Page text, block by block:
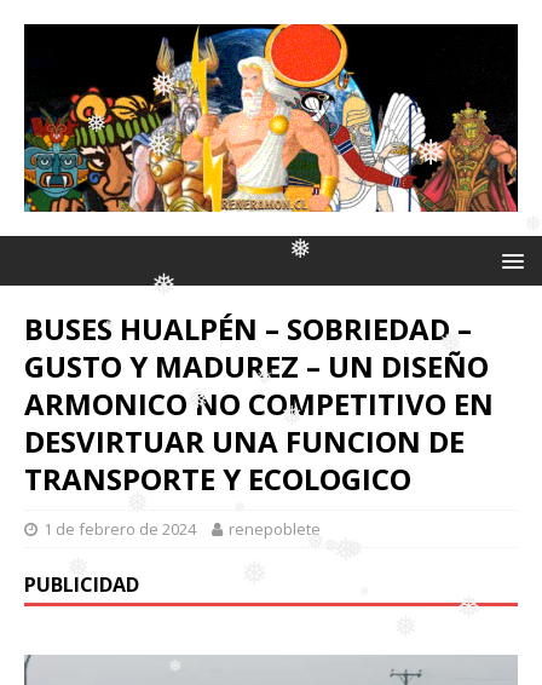
❅ ❅
❅
❅
❅
❅
❅
❅
❅
❅
BUSES HUALPÉN – SOBRIEDAD –
GUSTO Y MADUREZ – UN DISEÑO
ARMONICO NO COMPETITIVO EN
DESVIRTUAR UNA FUNCION DE
TRANSPORTE Y ECOLOGICO
1 de febrero de 2024 renepoblete
PUBLICIDAD